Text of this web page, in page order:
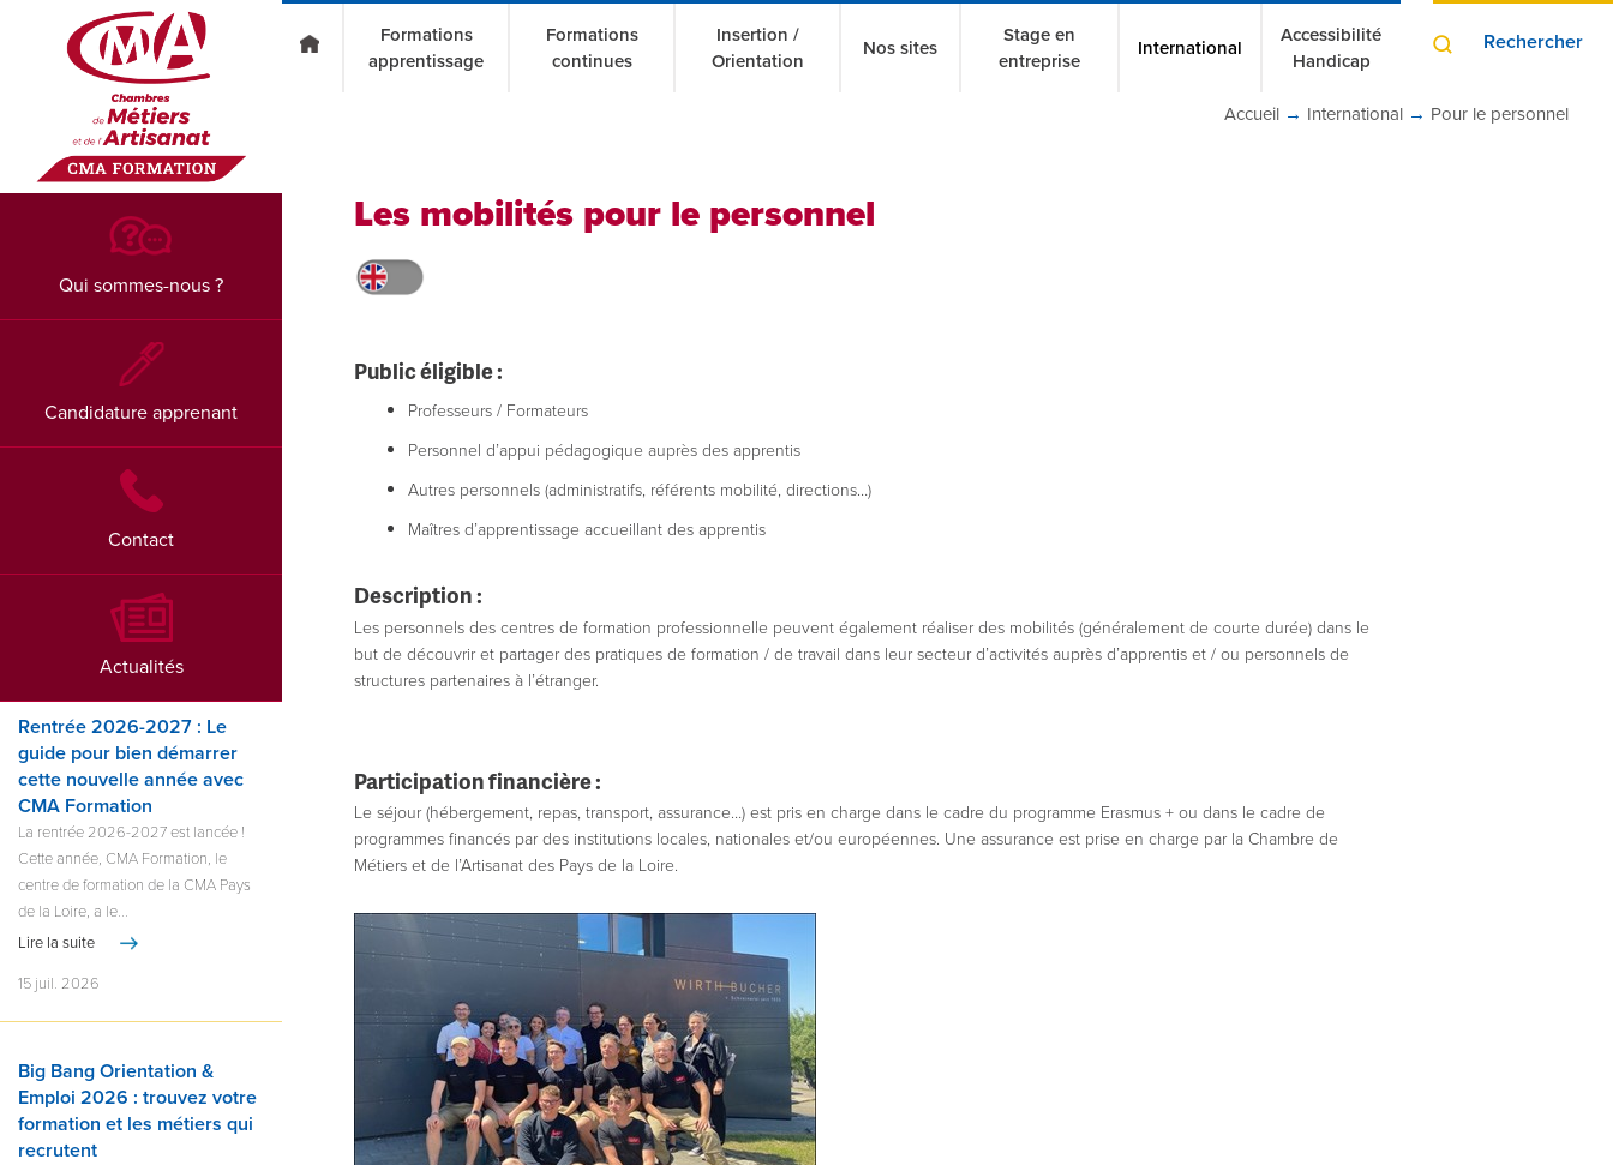
Go to main content
Formations
apprentissage
Formations
continues
Insertion /
Orientation
Nos sites
Stage en
entreprise
International
Accessibilité
Handicap
Rechercher
Qui sommes-nous ?
Candidature apprenant
Contact
Actualités
Rentrée 2026-2027 : Le
guide pour bien démarrer
cette nouvelle année avec
CMA Formation
La rentrée 2026-2027 est lancée !
Cette année, CMA Formation, le
centre de formation de la CMA Pays
de la Loire, a le...
Lire la suite
15 juil. 2026
Big Bang Orientation &
Emploi 2026 : trouvez votre
formation et les métiers qui
recrutent
Accueil→ International→ Pour le personnel
Les mobilités pour le personnel
Public éligible :
Professeurs / Formateurs
Personnel d’appui pédagogique auprès des apprentis
Autres personnels (administratifs, référents mobilité, directions…)
Maîtres d’apprentissage accueillant des apprentis
Description :
Les personnels des centres de formation professionnelle peuvent également réaliser des mobilités (généralement de courte durée) dans le
but de découvrir et partager des pratiques de formation / de travail dans leur secteur d’activités auprès d’apprentis et / ou personnels de
structures partenaires à l’étranger.
Participation financière :
Le séjour (hébergement, repas, transport, assurance…) est pris en charge dans le cadre du programme Erasmus + ou dans le cadre de
programmes financés par des institutions locales, nationales et/ou européennes. Une assurance est prise en charge par la Chambre de
Métiers et de l’Artisanat des Pays de la Loire.